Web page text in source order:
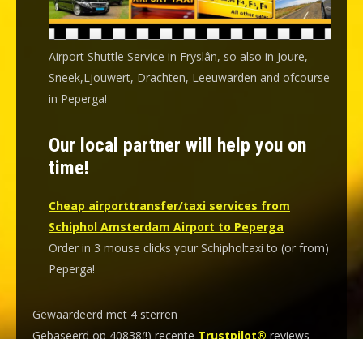
Airport Shuttle Service in Fryslân, so also in Joure,
Sneek,Ljouwert, Drachten, Leeuwarden and ofcourse
in Peperga!
Our local partner will help you on
time!
Cheap airporttransfer/taxi services from
Schiphol Amsterdam Airport to Peperga
Order in 3 mouse clicks your Schipholtaxi to (or from)
Peperga!
Gewaardeerd met 4 sterren
Gebaseerd op 40838(!) recente Trustpilot® reviews